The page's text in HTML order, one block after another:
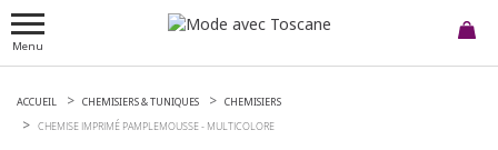
Menu
ACCUEIL CHEMISIERS & TUNIQUES
CHEMISIERS
CHEMISE IMPRIMÉ PAMPLEMOUSSE - MULTICOLORE